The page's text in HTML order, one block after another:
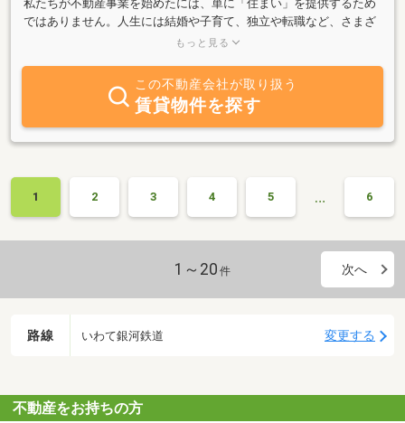
私たちが不動産事業を始めたには、単に「住まい」を提供するため
ではありません。人生には結婚や子育て、独立や転職など、さまざ
まな節目があります。その一つひとつに寄り添い、未来（Mirai）を
ています。住まいは人にとって最も大切な場所であり、そこには家
族の時間や思い出が積み重なります。だからこそ、私たちはお客様
と一緒に考え、理想の暮らしを形にしていきたいのです。お客様の
毎日が笑顔で満ちるように。相続・家財処分・解体・家族所有の空
き家など、なんでもご相談ください。
もっと見る
この不動産会社が取り扱う
賃貸物件を探す
1 2 3 4 5 … 6
1～20 件 次へ
路線 いわて銀河鉄道 変更する
不動産をお持ちの方